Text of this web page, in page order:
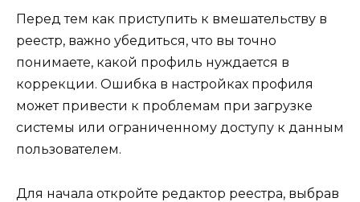
Перед тем как приступить к вмешательству в
реестр, важно убедиться, что вы точно
понимаете, какой профиль нуждается в
коррекции. Ошибка в настройках профиля
может привести к проблемам при загрузке
системы или ограниченному доступу к данным
пользователем.
Для начала откройте редактор реестра, выбрав